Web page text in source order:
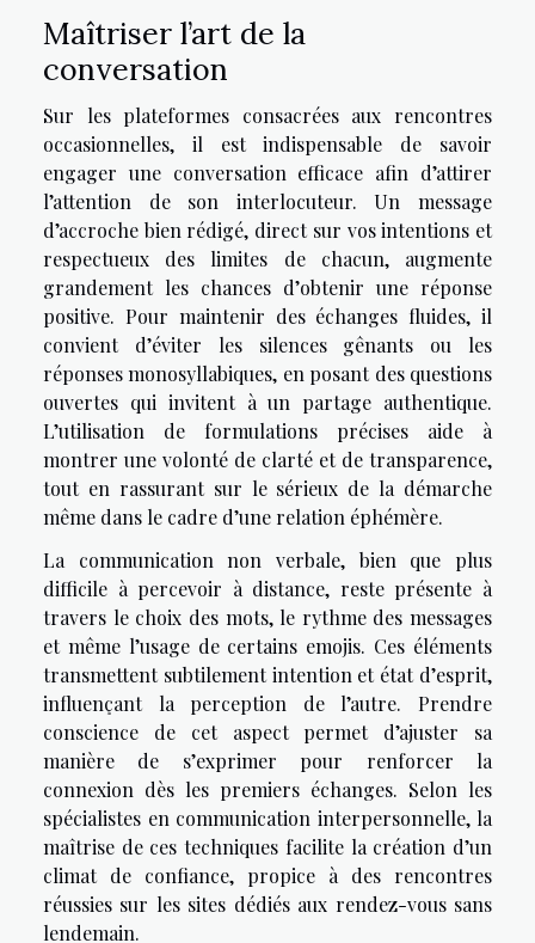
Maîtriser l’art de la
conversation
Sur les plateformes consacrées aux rencontres
occasionnelles, il est indispensable de savoir
engager une conversation efficace afin d’attirer
l’attention de son interlocuteur. Un message
d’accroche bien rédigé, direct sur vos intentions et
respectueux des limites de chacun, augmente
grandement les chances d’obtenir une réponse
positive. Pour maintenir des échanges fluides, il
convient d’éviter les silences gênants ou les
réponses monosyllabiques, en posant des questions
ouvertes qui invitent à un partage authentique.
L’utilisation de formulations précises aide à
montrer une volonté de clarté et de transparence,
tout en rassurant sur le sérieux de la démarche
même dans le cadre d’une relation éphémère.
La communication non verbale, bien que plus
difficile à percevoir à distance, reste présente à
travers le choix des mots, le rythme des messages
et même l’usage de certains emojis. Ces éléments
transmettent subtilement intention et état d’esprit,
influençant la perception de l’autre. Prendre
conscience de cet aspect permet d’ajuster sa
manière de s’exprimer pour renforcer la
connexion dès les premiers échanges. Selon les
spécialistes en communication interpersonnelle, la
maîtrise de ces techniques facilite la création d’un
climat de confiance, propice à des rencontres
réussies sur les sites dédiés aux rendez-vous sans
lendemain.